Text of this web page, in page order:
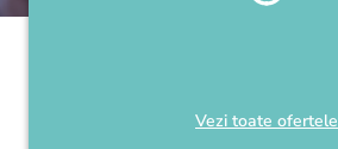
Vezi toate ofertele